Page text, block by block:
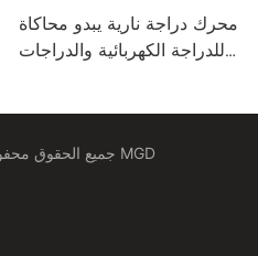
محرك دراجة نارية يبدو محاكاة
للدراجة الكهربائية والدراجات
جميع الحقوق محفوظة © 2026 لشركة MGD